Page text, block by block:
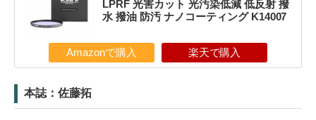
LPRF 光害カット 光汚染低減 低反射 撥
水 撥油 防汚 ナノコーティング K14007
Amazonで購入 楽天で購入
本誌：佐藤拓